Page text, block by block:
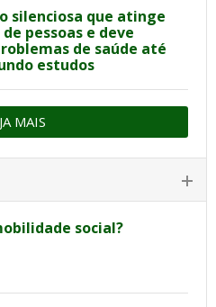
silenciosa que atinge
pessoas e deve
de saúde até
estudos
MAIS
social?